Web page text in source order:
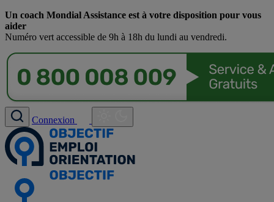
Un coach Mondial Assistance est à votre disposition pour vous
aider
Numéro vert accessible de 9h à 18h du lundi au vendredi.
Connexion